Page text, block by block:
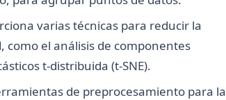
varias técnicas para reducir la
el análisis de componentes
t-distribuida (t-SNE).
de preprocesamiento para la